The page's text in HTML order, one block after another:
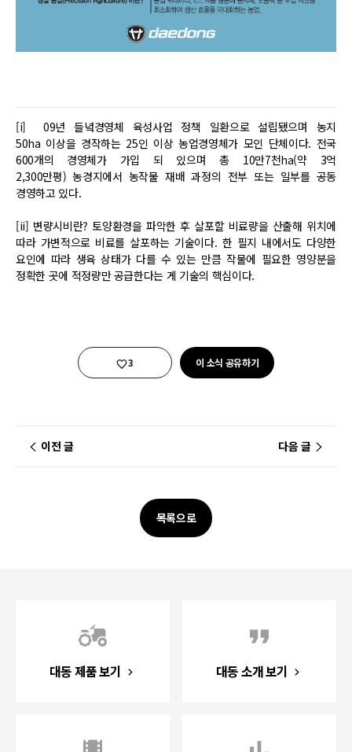
[i]
09년 들녘경영체 육성사업 정책 일환으로 설립됐으며 농지
50ha 이상을 경작하는 25인 이상 농업경영체가 모인 단체이다. 전국
600개의 경영체가 가입 되 있으며 총 10만7천ha(약 3억
2,300만평) 농경지에서 농작물 재배 과정의 전부 또는 일부를 공동
경영하고 있다.
[ii] 변량시비란? 토양환경을 파악한 후 살포할 비료량을 산출해 위치에
따라 가변적으로 비료를 살포하는 기술이다. 한 필지 내에서도 다양한
요인에 따라 생육 상태가 다를 수 있는 만큼 작물에 필요한 영양분을
정확한 곳에 적정량만 공급한다는 게 기술의 핵심이다.
3 이 소식 공유하기
이전 글 다음 글
목록으로
대동 제품 보기 대동 소개 보기